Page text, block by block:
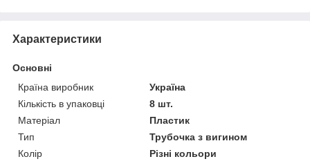
Характеристики
Основні
Країна виробник
Україна
Кількість в упаковці
8 шт.
Матеріал
Пластик
Тип
Трубочка з вигином
Колір
Різні кольори